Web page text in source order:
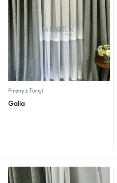
Firany z Turcji
Galia